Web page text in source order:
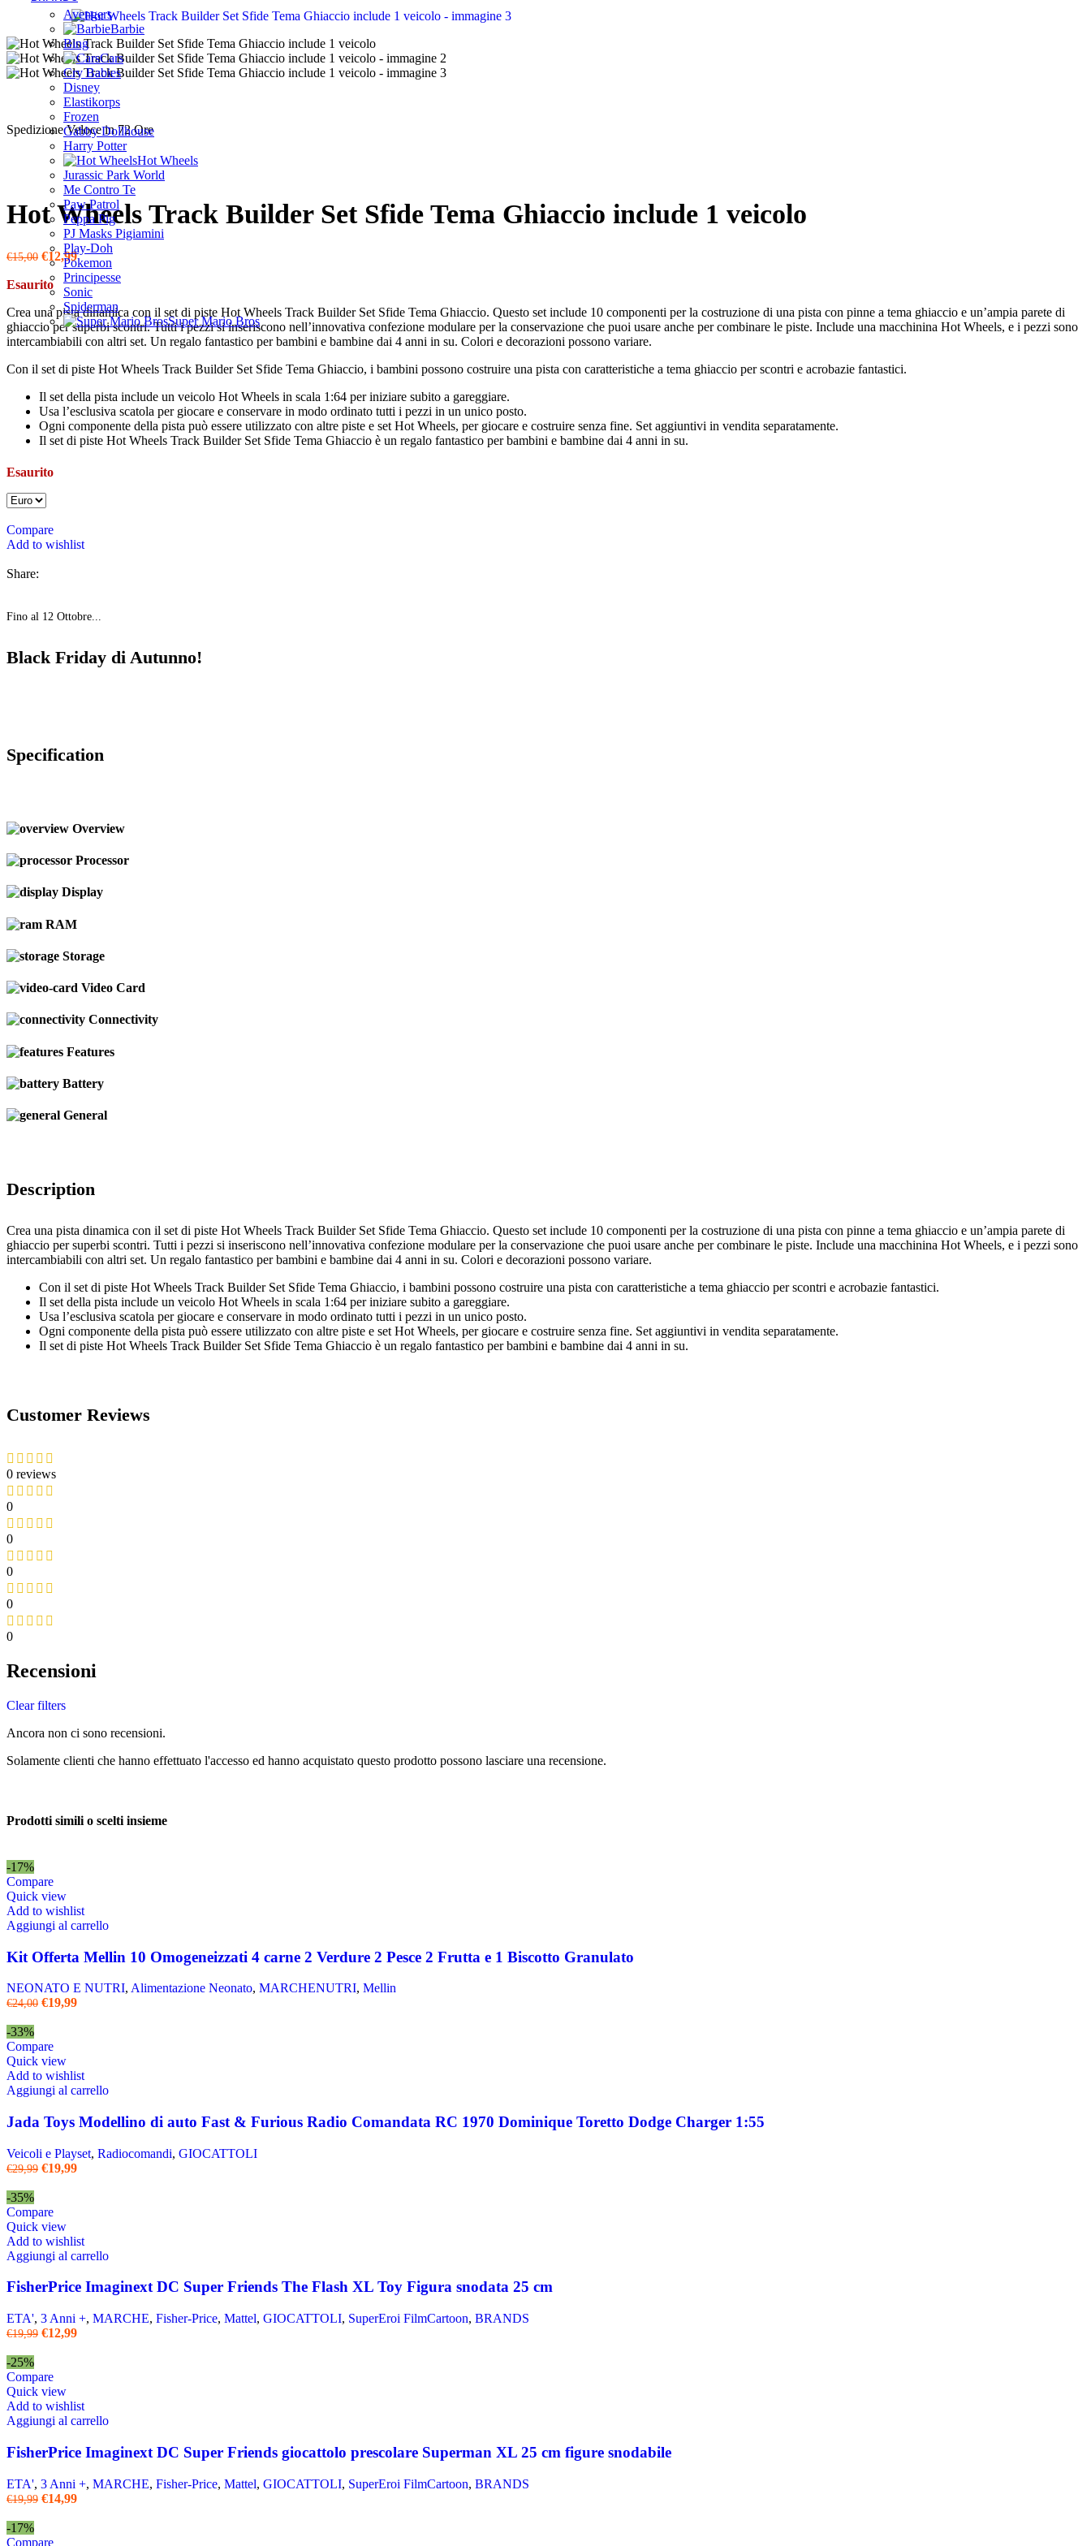
Avengers
Barbie
Bing
Cars
Cry Babies
Disney
Elastikorps
Frozen
Gabby Dollhouse
Harry Potter
Hot Wheels
Jurassic Park World
Me Contro Te
Paw Patrol
Peppa Pig
PJ Masks Pigiamini
Play-Doh
Pokemon
Principesse
Sonic
Spiderman
Super Mario Bros
Spedizione Veloce in 72 Ore
Hot Wheels Track Builder Set Sfide Tema Ghiaccio include 1 veicolo
€15,00 €12,99
Esaurito
Crea una pista dinamica con il set di piste Hot Wheels Track Builder Set Sfide Tema Ghiaccio. Questo set include 10 componenti per la costruzione di una pista con pinne a tema ghiaccio e un’ampia parete di
ghiaccio per superbi scontri. Tutti i pezzi si inseriscono nell’innovativa confezione modulare per la conservazione che puoi usare anche per combinare le piste. Include una macchinina Hot Wheels, e i pezzi sono
intercambiabili con altri set. Un regalo fantastico per bambini e bambine dai 4 anni in su. Colori e decorazioni possono variare.
Con il set di piste Hot Wheels Track Builder Set Sfide Tema Ghiaccio, i bambini possono costruire una pista con caratteristiche a tema ghiaccio per scontri e acrobazie fantastici.
Il set della pista include un veicolo Hot Wheels in scala 1:64 per iniziare subito a gareggiare.
Usa l’esclusiva scatola per giocare e conservare in modo ordinato tutti i pezzi in un unico posto.
Ogni componente della pista può essere utilizzato con altre piste e set Hot Wheels, per giocare e costruire senza fine. Set aggiuntivi in vendita separatamente.
Il set di piste Hot Wheels Track Builder Set Sfide Tema Ghiaccio è un regalo fantastico per bambini e bambine dai 4 anni in su.
Esaurito
Compare
Add to wishlist
Share:
Fino al 12 Ottobre...
Black Friday di Autunno!
Specification
Overview
Processor
Display
RAM
Storage
Video Card
Connectivity
Features
Battery
General
Description
Crea una pista dinamica con il set di piste Hot Wheels Track Builder Set Sfide Tema Ghiaccio. Questo set include 10 componenti per la costruzione di una pista con pinne a tema ghiaccio e un’ampia parete di
ghiaccio per superbi scontri. Tutti i pezzi si inseriscono nell’innovativa confezione modulare per la conservazione che puoi usare anche per combinare le piste. Include una macchinina Hot Wheels, e i pezzi sono
intercambiabili con altri set. Un regalo fantastico per bambini e bambine dai 4 anni in su. Colori e decorazioni possono variare.
Con il set di piste Hot Wheels Track Builder Set Sfide Tema Ghiaccio, i bambini possono costruire una pista con caratteristiche a tema ghiaccio per scontri e acrobazie fantastici.
Il set della pista include un veicolo Hot Wheels in scala 1:64 per iniziare subito a gareggiare.
Usa l’esclusiva scatola per giocare e conservare in modo ordinato tutti i pezzi in un unico posto.
Ogni componente della pista può essere utilizzato con altre piste e set Hot Wheels, per giocare e costruire senza fine. Set aggiuntivi in vendita separatamente.
Il set di piste Hot Wheels Track Builder Set Sfide Tema Ghiaccio è un regalo fantastico per bambini e bambine dai 4 anni in su.
Customer Reviews
0 reviews
0
0
0
0
0
Recensioni
Clear filters
Ancora non ci sono recensioni.
Solamente clienti che hanno effettuato l'accesso ed hanno acquistato questo prodotto possono lasciare una recensione.
Prodotti simili o scelti insieme
-17%
Compare
Quick view
Add to wishlist
Aggiungi al carrello
Kit Offerta Mellin 10 Omogeneizzati 4 carne 2 Verdure 2 Pesce 2 Frutta e 1 Biscotto Granulato
NEONATO E NUTRI, Alimentazione Neonato, MARCHENUTRI, Mellin
€24,00 €19,99
-33%
Compare
Quick view
Add to wishlist
Aggiungi al carrello
Jada Toys Modellino di auto Fast & Furious Radio Comandata RC 1970 Dominique Toretto Dodge Charger 1:55
Veicoli e Playset, Radiocomandi, GIOCATTOLI
€29,99 €19,99
-35%
Compare
Quick view
Add to wishlist
Aggiungi al carrello
FisherPrice Imaginext DC Super Friends The Flash XL Toy Figura snodata 25 cm
ETA', 3 Anni +, MARCHE, Fisher-Price, Mattel, GIOCATTOLI, SuperEroi FilmCartoon, BRANDS
€19,99 €12,99
-25%
Compare
Quick view
Add to wishlist
Aggiungi al carrello
FisherPrice Imaginext DC Super Friends giocattolo prescolare Superman XL 25 cm figure snodabile
ETA', 3 Anni +, MARCHE, Fisher-Price, Mattel, GIOCATTOLI, SuperEroi FilmCartoon, BRANDS
€19,99 €14,99
-17%
Compare